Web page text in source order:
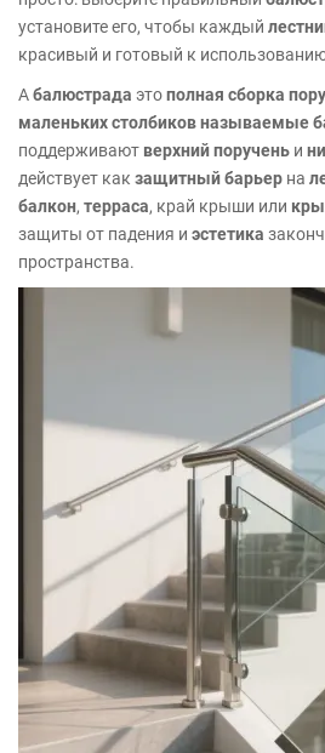
установите его, чтобы каждый
красивый и готовый к
Aбалюстрада этополная сборка
маленьких столбиковназываемые
поддерживают верхний поручень и
действует как защитный барьер на
балкон, терраса, край крыши или
защиты от падения и эстетика
пространства.